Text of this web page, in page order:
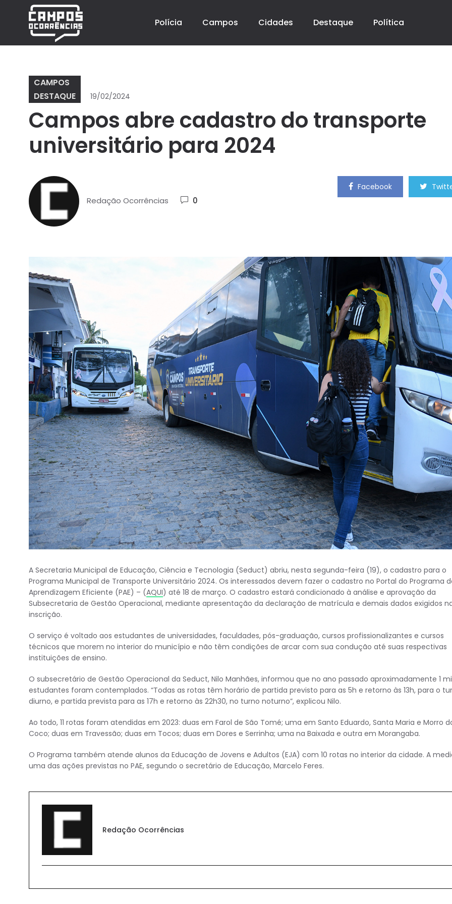
Polícia Campos Cidades Destaque Política
CAMPOS
DESTAQUE
19/02/2024
Campos abre cadastro do transporte
universitário para 2024
Redação Ocorrências 0
Facebook
A Secretaria Municipal de Educação, Ciência e Tecnologia (Seduct) abriu, nesta segunda-feira (19), o cadastro para o
Programa Municipal de Transporte Universitário 2024. Os interessados devem fazer o cadastro no Portal do Programa
Aprendizagem Eficiente (PAE) – (AQUI) até 18 de março. O cadastro estará condicionado à análise e aprovação da
Subsecretaria de Gestão Operacional, mediante apresentação da declaração de matrícula e demais dados exigidos
inscrição.
O serviço é voltado aos estudantes de universidades, faculdades, pós-graduação, cursos profissionalizantes e cursos
técnicos que morem no interior do município e não têm condições de arcar com sua condução até suas respectivas
instituições de ensino.
O subsecretário de Gestão Operacional da Seduct, Nilo Manhães, informou que no ano passado aproximadamente 1
estudantes foram contemplados. “Todas as rotas têm horário de partida previsto para as 5h e retorno às 13h, para o
diurno, e partida prevista para as 17h e retorno às 22h30, no turno noturno”, explicou Nilo.
Ao todo, 11 rotas foram atendidas em 2023: duas em Farol de São Tomé; uma em Santo Eduardo, Santa Maria e Morro
Coco; duas em Travessão; duas em Tocos; duas em Dores e Serrinha; uma na Baixada e outra em Morangaba.
O Programa também atende alunos da Educação de Jovens e Adultos (EJA) com 10 rotas no interior da cidade. A
uma das ações previstas no PAE, segundo o secretário de Educação, Marcelo Feres.
Redação Ocorrências